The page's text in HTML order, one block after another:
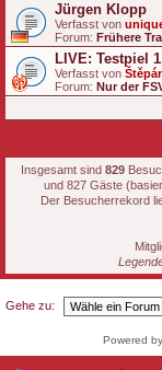
Jürgen Klopp
Verfasst von
Forum: Frühere
LIVE: Testpiel
Verfasst von
Forum: Nur der
Insgesamt sind 829
und 827 Gäste
Der Besucherrekord
Gehe zu:
Powered by